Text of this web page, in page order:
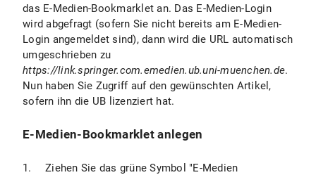
das E-Medien-Bookmarklet an. Das E-Medien-Login
wird abgefragt (sofern Sie nicht bereits am E-Medien-
Login angemeldet sind), dann wird die URL automatisch
umgeschrieben zu
https://link.springer.com.emedien.ub.uni-muenchen.de.
Nun haben Sie Zugriff auf den gewünschten Artikel,
sofern ihn die UB lizenziert hat.
E-Medien-Bookmarklet anlegen
Ziehen Sie das grüne Symbol "E-Medien